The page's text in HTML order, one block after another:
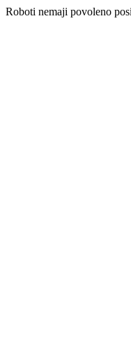
Roboti nemaji povoleno